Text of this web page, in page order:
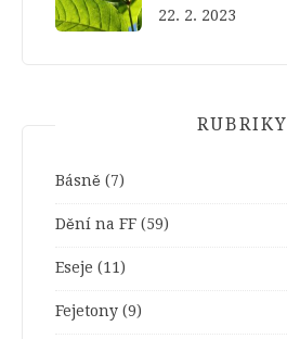
22. 2. 2023
RUBRIKY
Básně (7)
Dění na FF (59)
Eseje (11)
Fejetony (9)